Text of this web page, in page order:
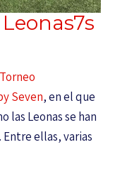
Torneo
Seven, en el que
las Leonas se han
Entre ellas, varias